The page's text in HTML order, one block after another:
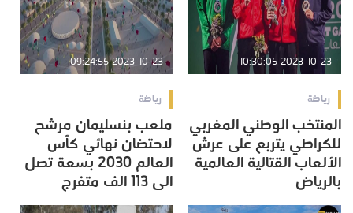
2023-10-23 10:30:05
رياضة
المنتخب الوطني المغربي
للكراطي يتربع على عرش
الألعاب القتالية العالمية
بالرياض
2023-10-23 09:24:55
رياضة
ملعب بنسليمان مرشح
لاحتضان نهائي كأس
العالم 2030 بسعة تصل
الى 113 الف متفرج